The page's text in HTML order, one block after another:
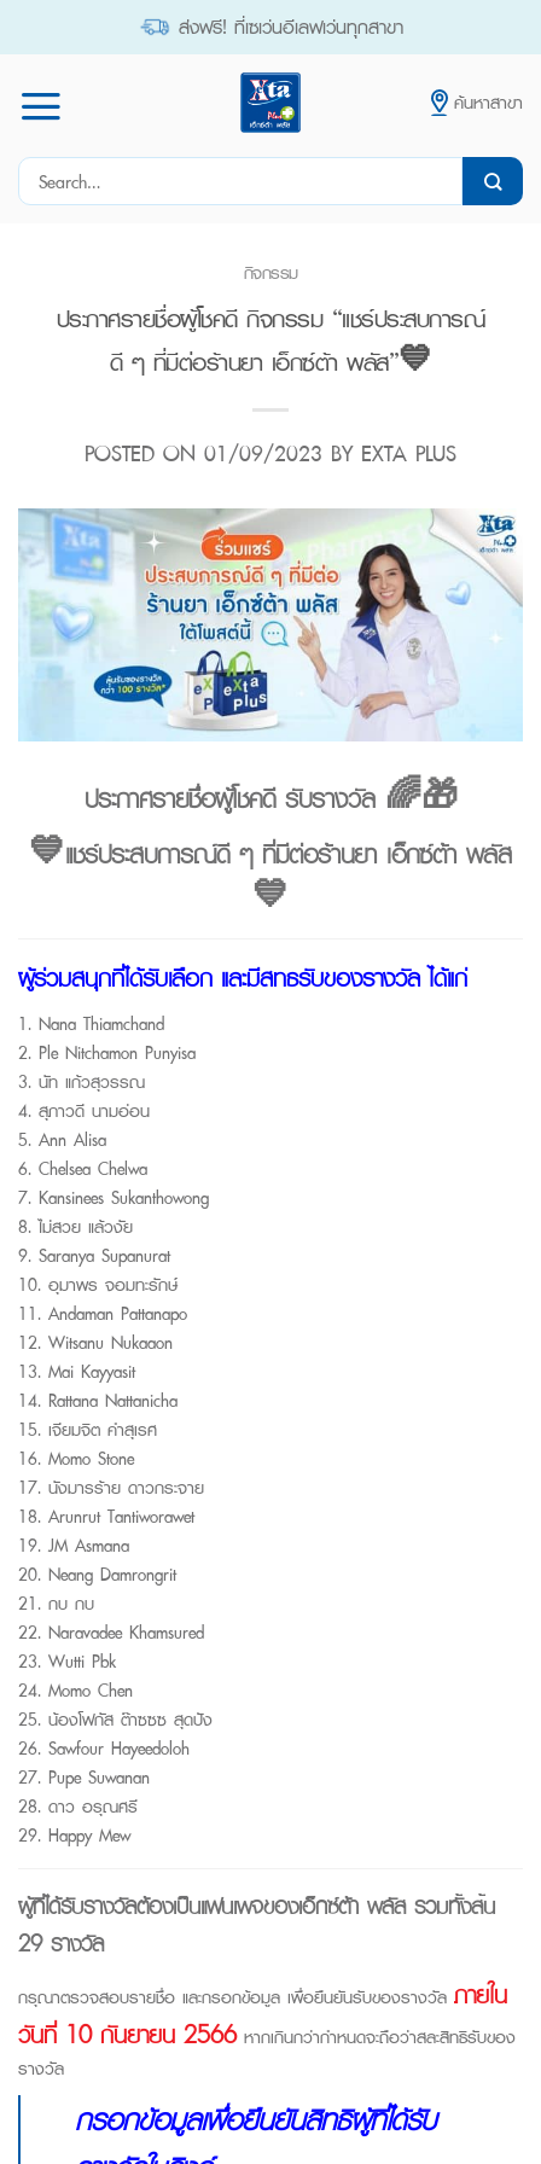
ส่งฟรี! ที่เซเว่นอีเลฟเว่นทุกสาขา
ค้นหาสาขา
Search
กิจกรรม
ประกาศรายชื่อผู้โชคดี กิจกรรม “แชร์ประสบการณ์
ดี ๆ ที่มีต่อร้านยา เอ็กซ์ต้า พลัส”💙
POSTED ON 01/09/2023 BY EXTA PLUS
ประกาศรายชื่อผู้โชคดี รับรางวัล 🌈🎁
💙แชร์ประสบการณ์ดี ๆ ที่มีต่อร้านยา เอ็กซ์ต้า พลัส
💙
ผู้ร่วมสนุกที่ได้รับเลือก และมีสิทธิรับของรางวัล ได้แก่
1. Nana Thiamchand
2. Ple Nitchamon Punyisa
3. นัท แก้วสุวรรณ
4. สุภาวดี นามอ่อน
5. Ann Alisa
6. Chelsea Chelwa
7. Kansinees Sukanthowong
8. ไม่สวย แล้วงัย
9. Saranya Supanurat
10. อุมาพร จอมทะรักษ์
11. Andaman Pattanapo
12. Witsanu Nukaaon
13. Mai Kayyasit
14. Rattana Nattanicha
15. เจียมจิต คำสุเรศ
16. Momo Stone
17. นังมารร้าย ดาวกระจาย
18. ArunrutTantiworawet
19. JM Asmana
20. Neang Damrongrit
21. กบ กบ
22. Naravadee Khamsured
23. Wutti Pbk
24. Momo Chen
25. น้องโฟกัส ต๊าซซซ สุดปัง
26. Sawfour Hayeedoloh
27. Pupe Suwanan
28. ดาว อรุณศรี
29. Happy Mew
ผู้ที่ได้รับรางวัลต้องเป็นแฟนเพจของเอ็กซ์ต้า พลัส รวมทั้งสิ้น
29 รางวัล
กรุณาตรวจสอบรายชื่อ และกรอกข้อมูล เพื่อยืนยันรับของรางวัล ภายใน
วันที่ 10 กันยายน 2566 หากเกินกว่ากำหนดจะถือว่าสละสิทธิรับของ
รางวัล
กรอกข้อมูลเพื่อยืนยันสิทธิผู้ที่ได้รับ